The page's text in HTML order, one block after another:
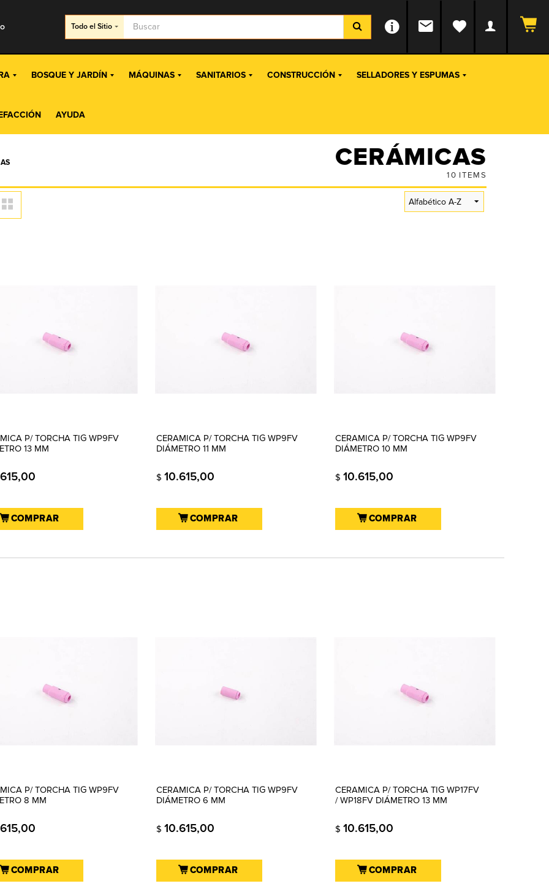
Todo el Sitio
BOSQUE Y JARDÍN MÁQUINAS SANITARIOS CONSTRUCCIÓN SELLADORES Y ESPUMAS
AYUDA
CERÁMICAS
10 ITEMS
P/ TORCHA TIG WP9FV
13 MM
COMPRAR
CERAMICA P/ TORCHA TIG WP9FV
DIÁMETRO 11 MM
$ 10.615,00
COMPRAR
CERAMICA P/ TORCHA TIG WP9FV
DIÁMETRO 10 MM
$ 10.615,00
COMPRAR
P/ TORCHA TIG WP9FV
8 MM
COMPRAR
CERAMICA P/ TORCHA TIG WP9FV
DIÁMETRO 6 MM
$ 10.615,00
COMPRAR
CERAMICA P/ TORCHA TIG WP17FV
/ WP18FV DIÁMETRO 13 MM
$ 10.615,00
COMPRAR